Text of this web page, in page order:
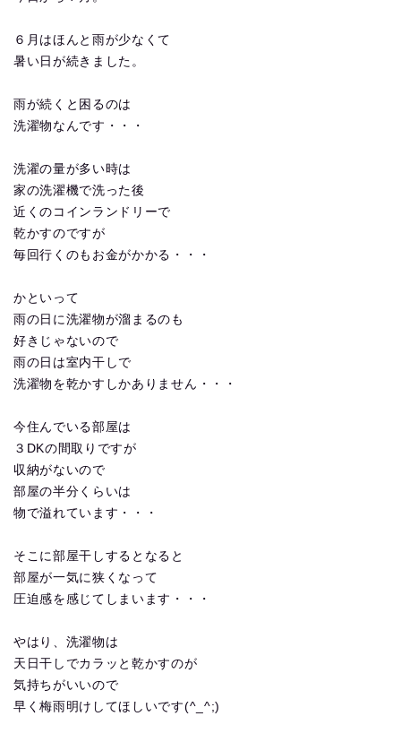
６月はほんと雨が少なくて
暑い日が続きました。
雨が続くと困るのは
洗濯物なんです・・・
洗濯の量が多い時は
家の洗濯機で洗った後
近くのコインランドリーで
乾かすのですが
毎回行くのもお金がかかる・・・
かといって
雨の日に洗濯物が溜まるのも
好きじゃないので
雨の日は室内干しで
洗濯物を乾かすしかありません・・・
今住んでいる部屋は
３DKの間取りですが
収納がないので
部屋の半分くらいは
物で溢れています・・・
そこに部屋干しするとなると
部屋が一気に狭くなって
圧迫感を感じてしまいます・・・
やはり、洗濯物は
天日干しでカラッと乾かすのが
気持ちがいいので
早く梅雨明けしてほしいです(^_^;)